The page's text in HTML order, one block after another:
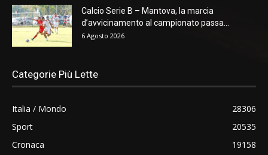
Calcio Serie B – Mantova, la marcia
d’avvicinamento al campionato passa...
6 Agosto 2026
Categorie Più Lette
Italia / Mondo
28306
Sport
20535
Cronaca
19158